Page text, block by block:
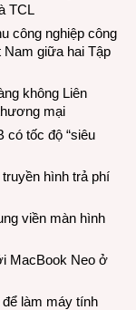
TCL
công nghiệp công
Nam giữa hai Tập
không Liên
mại
có tốc độ “siêu
hình trả phí
viền màn hình
MacBook Neo ở
làm máy tính